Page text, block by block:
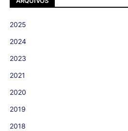
2025
2024
2023
2021
2020
2019
2018